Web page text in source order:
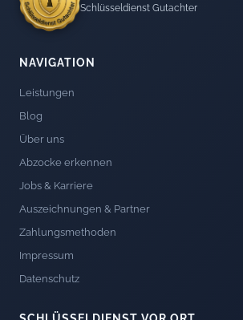
Schlüsseldienst Gutachter
NAVIGATION
Leistungen
Blog
Über uns
Abzocke erkennen
Jobs & Karriere
Auszeichnungen & Partner
Zahlungsmethoden
Impressum
Datenschutz